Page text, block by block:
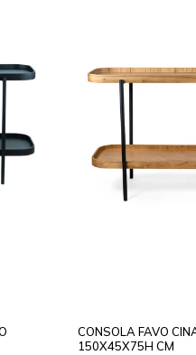
CONSOLA FAVO
150X45X75H CM